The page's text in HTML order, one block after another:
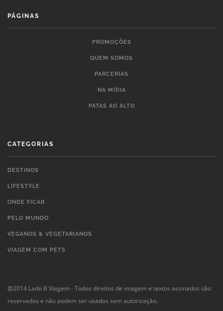
PÁGINAS
PROMOÇÕES
QUEM SOMOS
PARCERIAS
NA MÍDIA
PATAS AO ALTO
CATEGORIAS
DESTINOS
LIFESTYLE
ONDE FICAR
PELO MUNDO
VEGANOS & VEGETARIANOS
VIAGEM COM PETS
@2014 Lado B Viagem - Todos direitos de imagem e textos assinados são
reservados e não podem ser usados sem autorização.